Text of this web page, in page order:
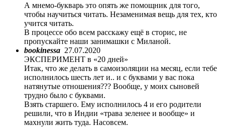
А мнемо-букварь это опять же помощник для того,
чтобы научиться читать. Незаменимая вещь для тех, кто
учится читать.
В процессе обо всем расскажу ещё в сторис, не
пропускайте наши занимашки с Миланой.
bookinessa 27.07.2020
ЭКСПЕРИМЕНТ в «20 дней»
Итак, что же делать в самоизоляции на месяц, если тебе
исполнилось шесть лет и.. и с буквами у вас пока
натянутые отношения??? Вообще, у моих сыновей
трудно было с буквами.
Взять старшего. Ему исполнилось 4 и его родители
решили, что в Индии «трава зеленее и вообще» и
махнули жить туда. Насовсем.